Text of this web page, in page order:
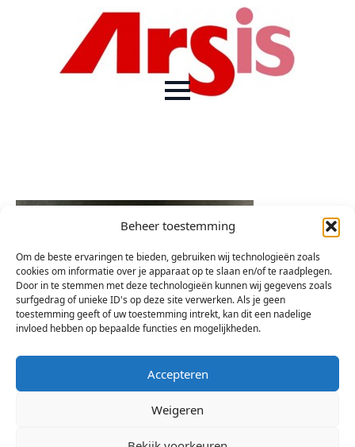
Beheer toestemming
Om de beste ervaringen te bieden, gebruiken wij technologieën zoals
cookies om informatie over je apparaat op te slaan en/of te raadplegen.
Door in te stemmen met deze technologieën kunnen wij gegevens zoals
surfgedrag of unieke ID's op deze site verwerken. Als je geen
toestemming geeft of uw toestemming intrekt, kan dit een nadelige
invloed hebben op bepaalde functies en mogelijkheden.
Accepteren
Weigeren